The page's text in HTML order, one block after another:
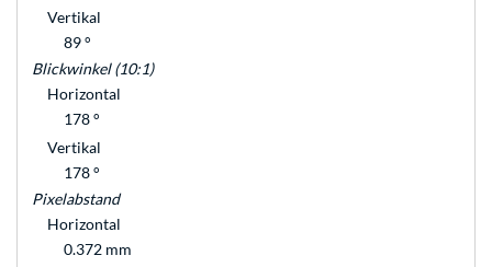
Vertikal
89 °
Blickwinkel (10:1)
Horizontal
178 °
Vertikal
178 °
Pixelabstand
Horizontal
0.372 mm